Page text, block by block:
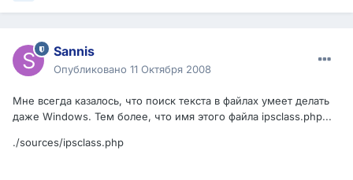
Sannis
Опубликовано 11 Октября 2008
Мне всегда казалось, что поиск текста в файлах умеет делать
даже Windows. Тем более, что имя этого файла ipsclass.php...
./sources/ipsclass.php